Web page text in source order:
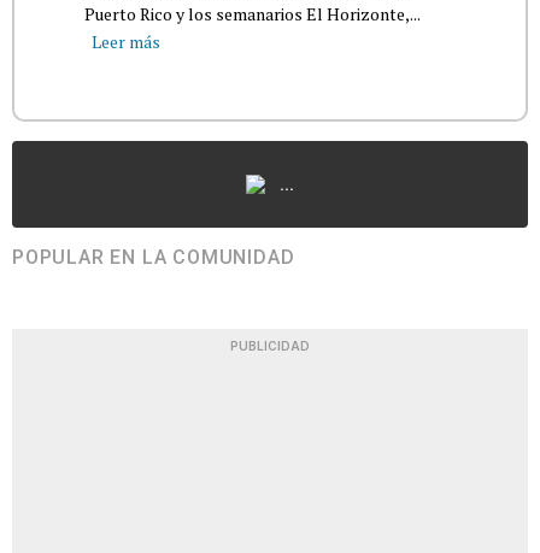
Puerto Rico y los semanarios El Horizonte,...
Leer más
...
POPULAR EN LA COMUNIDAD
PUBLICIDAD